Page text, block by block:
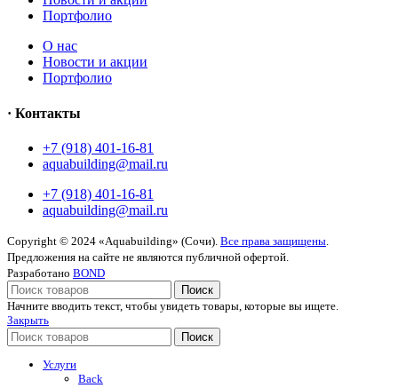
Портфолио
O нас
Новости и акции
Портфолио
· Контакты
+7 (918) 401-16-81
aquabuilding@mail.ru
+7 (918) 401-16-81
aquabuilding@mail.ru
Copyright © 2024 «Aquabuilding» (Сочи). Все права защищены
Предложения на сайте не являются публичной офертой.
Разработано BOND
Поиск
Начните вводить текст, чтобы увидеть товары, которые вы ищете.
Закрыть
Поиск
Услуги
Back